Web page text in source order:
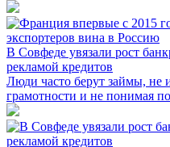
В Совфеде увязали рост
рекламой кредитов
Люди часто берут займы, не
грамотности и не понимая